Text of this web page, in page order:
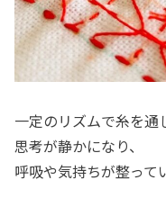
一定のリズムで糸を通
思考が静かになり、
呼吸や気持ちが整って